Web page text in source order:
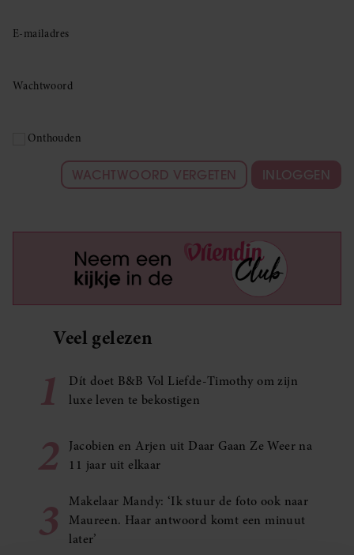
E-mailadres
Wachtwoord
Onthouden
WACHTWOORD VERGETEN INLOGGEN
Veel gelezen
1
Dít doet B&B Vol Liefde-Timothy om zijn
luxe leven te bekostigen
2
Jacobien en Arjen uit Daar Gaan Ze Weer na
11 jaar uit elkaar
3
Makelaar Mandy: ‘Ik stuur de foto ook naar
Maureen. Haar antwoord komt een minuut
later’